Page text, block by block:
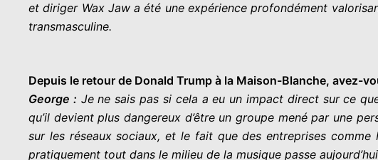
et diriger Wax Jaw a été une expérience profondément
transmasculine.
Depuis le retour de Donald Trump à la Maison-Blanche, avez-
George : Je ne sais pas si cela a eu un impact direct sur ce
qu’il devient plus dangereux d’être un groupe mené par une
sur les réseaux sociaux, et le fait que des entreprises
pratiquement tout dans le milieu de la musique passe